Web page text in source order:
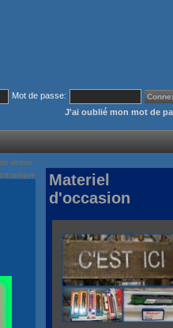
Mot de passe:
J'ai oublié mon mot de
droite
Materiel
d'occasion